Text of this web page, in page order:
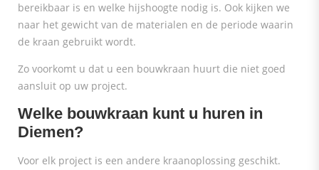
bereikbaar is en welke hijshoogte nodig is. Ook kijken we
naar het gewicht van de materialen en de periode waarin
de kraan gebruikt wordt.
Zo voorkomt u dat u een bouwkraan huurt die niet goed
aansluit op uw project.
Welke bouwkraan kunt u huren in
Diemen?
Voor elk project is een andere kraanoplossing geschikt.